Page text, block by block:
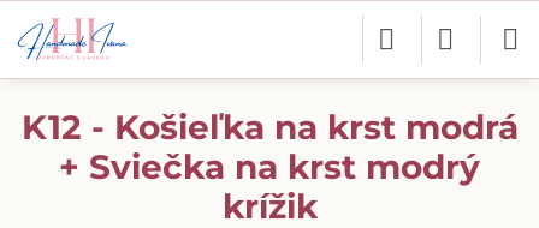
K12 - Košieľka na krst modrá
+ Sviečka na krst modrý
krížik